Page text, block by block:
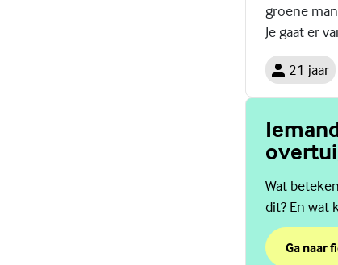
groene
Je gaat er
21 jaar
Wat
dit? En wat
Ga naar
over
(Externe